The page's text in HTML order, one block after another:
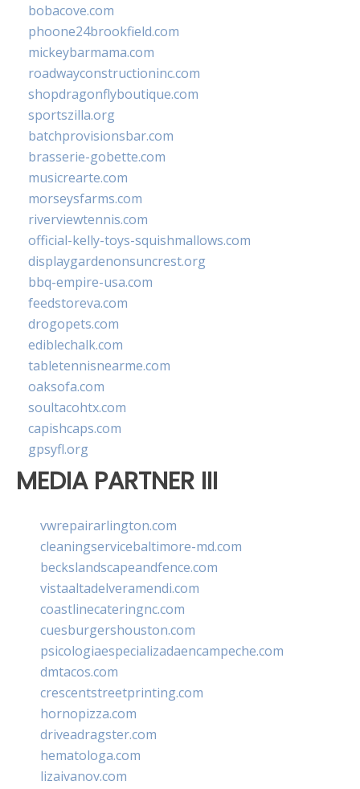
bobacove.com
phoone24brookfield.com
mickeybarmama.com
roadwayconstructioninc.com
shopdragonflyboutique.com
sportszilla.org
batchprovisionsbar.com
brasserie-gobette.com
musicrearte.com
morseysfarms.com
riverviewtennis.com
official-kelly-toys-squishmallows.com
displaygardenonsuncrest.org
bbq-empire-usa.com
feedstoreva.com
drogopets.com
ediblechalk.com
tabletennisnearme.com
oaksofa.com
soultacohtx.com
capishcaps.com
gpsyfl.org
MEDIA PARTNER III
vwrepairarlington.com
cleaningservicebaltimore-md.com
beckslandscapeandfence.com
vistaaltadelveramendi.com
coastlinecateringnc.com
cuesburgershouston.com
psicologiaespecializadaencampeche.com
dmtacos.com
crescentstreetprinting.com
hornopizza.com
driveadragster.com
hematologa.com
lizaivanov.com